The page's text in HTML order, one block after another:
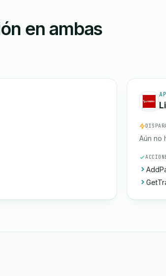
en ambas
Aún no